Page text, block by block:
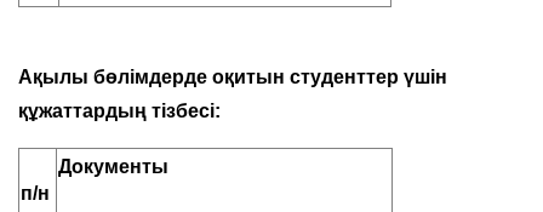
Ақылы бөлімдерде оқитын студенттер үшін
құжаттардың тізбесі:
п/н
Документы